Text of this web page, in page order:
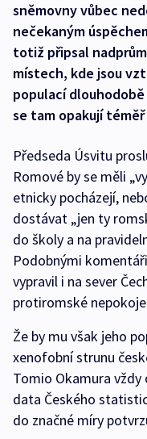
sněmovny vůbec
nečekaným
totiž připsal
místech, kde jsou
populací
se tam opakují
Předseda Úsvitu
Romové by se měli
etnicky pocházejí,
dostávat „jen ty
do školy a na
Podobnými
vypravil i na sever
protiromské
Že by mu však jeho
xenofobní strunu
Tomio Okamura vždy
data Českého
do značné míry